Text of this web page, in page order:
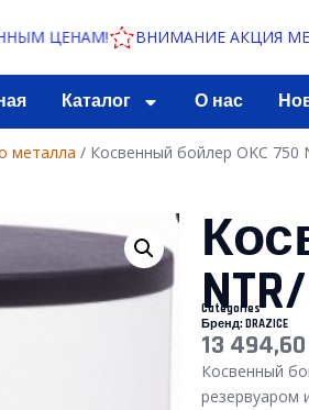
ЦЕНАМ! ВНИМАНИЕ АКЦИЯ
Каталог О нас
металла / Косвенный бойлер OKC 750
Categories
Бренд:DRAZICE
13 494,60
Косвенный
резервуаром